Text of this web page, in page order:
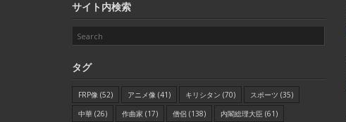
サイト内検索
タグ
FRP像 (52) アニメ像 (41) キリシタン (70) スポーツ (35)
中華 (26) 作曲家 (17) 僧侶 (138) 内閣総理大臣 (61)